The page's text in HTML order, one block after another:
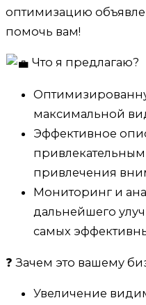
оптимизацию
помочь вам!
Что я предлагаю?
максимальной
Эффективное
привлечения
Мониторинг и
дальнейшего
самых
❓ Зачем это вашему
Увеличение